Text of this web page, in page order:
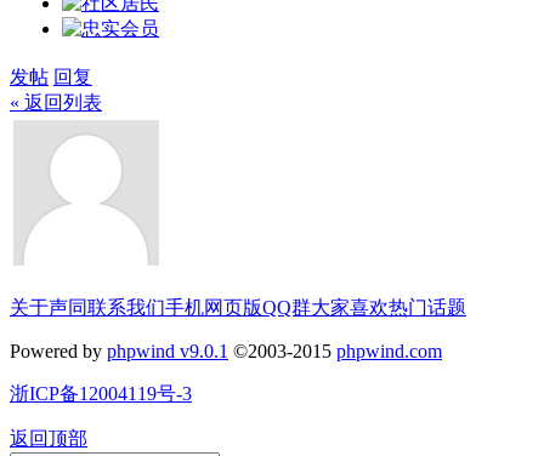
发帖 回复
« 返回列表
关于声同联系我们手机网页版QQ群大家喜欢热门话题
Powered by phpwind v9.0.1 ©2003-2015 phpwind.com
浙ICP备12004119号-3
返回顶部